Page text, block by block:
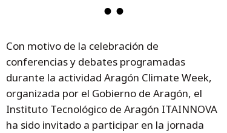
Con motivo de la celebración de
conferencias y debates programadas
durante la actividad Aragón Climate Week,
organizada por el Gobierno de Aragón, el
Instituto Tecnológico de Aragón ITAINNOVA
ha sido invitado a participar en la jornada